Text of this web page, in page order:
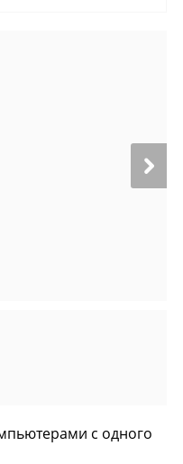
с одного